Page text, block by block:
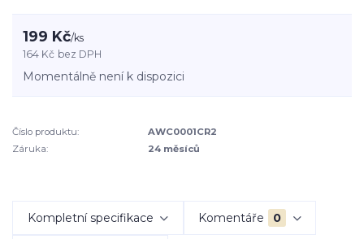
199 Kč/ks
164 Kč bez DPH
Momentálně není k dispozici
Číslo produktu:
AWC0001CR2
Záruka:
24 měsíců
Kompletní specifikace Komentáře 0